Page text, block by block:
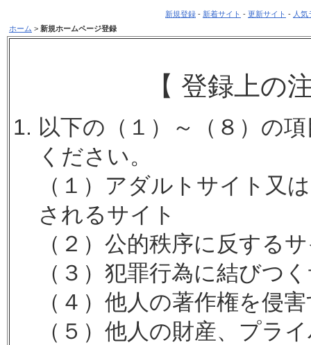
新規登録 - 新着サイト - 更新サイト - 人
ホーム > 新規ホームページ登録
【 登録上の
以下の（１）～（８）の
ください。
（１）アダルトサイト又
されるサイト
（２）公的秩序に反する
（３）犯罪行為に結びつ
（４）他人の著作権を侵
（５）他人の財産、プラ